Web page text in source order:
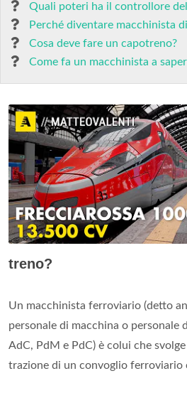
Quali poteri ha il controllore
Perché diventare macchinista
Cosa deve fare un capotreno?
Come fa un macchinista a
treno?
Un macchinista ferroviario (detto
personale di macchina o personale
AdC, PdM e PdC) è colui che
trazione di un convoglio ferroviario